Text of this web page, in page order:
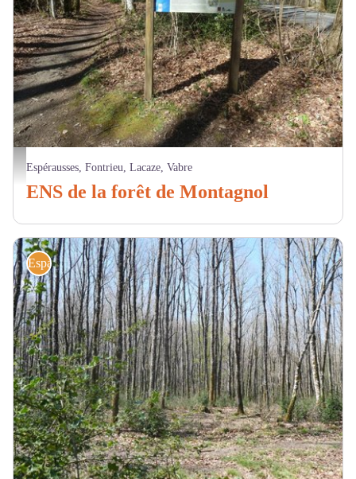
Panneau de départ - CD81
Espérausses, Fontrieu, Lacaze, Vabre
ENS de la forêt de Montagnol
Espaces naturels sensibles